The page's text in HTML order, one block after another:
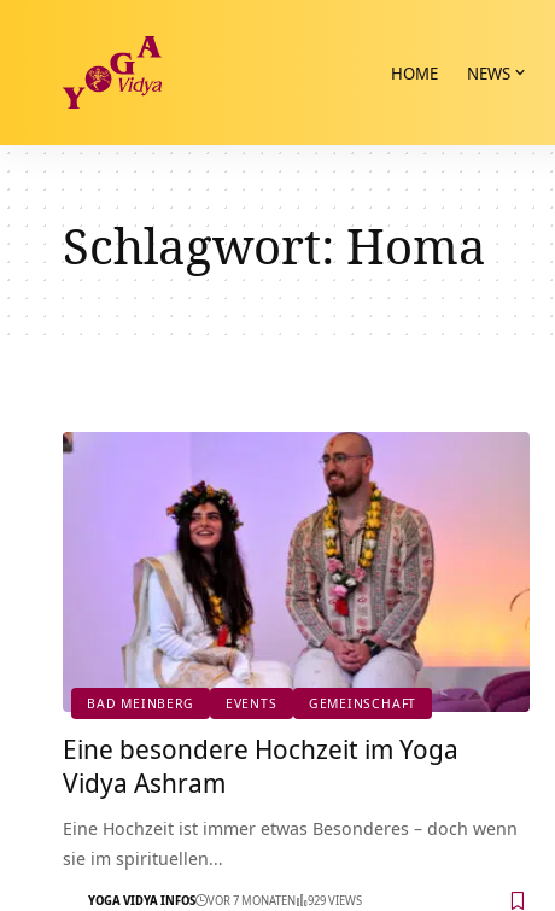
HOME NEWS
Schlagwort:Homa
BAD MEINBERG EVENTS GEMEINSCHAFT
Eine besondere Hochzeit im Yoga
Vidya Ashram
Eine Hochzeit ist immer etwas Besonderes – doch wenn
sie im spirituellen…
YOGA VIDYA INFOS VOR 7 MONATEN 929 VIEWS